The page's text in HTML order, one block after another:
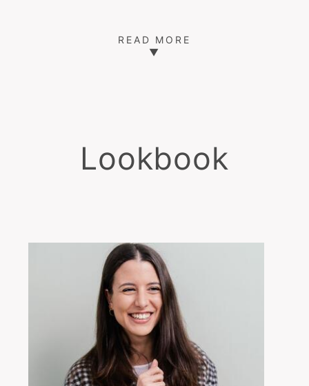
READ MORE
▼
Lookbook